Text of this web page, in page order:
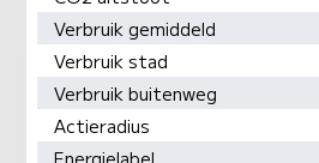
Verbruik gemiddeld
Verbruik stad
Verbruik buitenweg
Actieradius
Energielabel